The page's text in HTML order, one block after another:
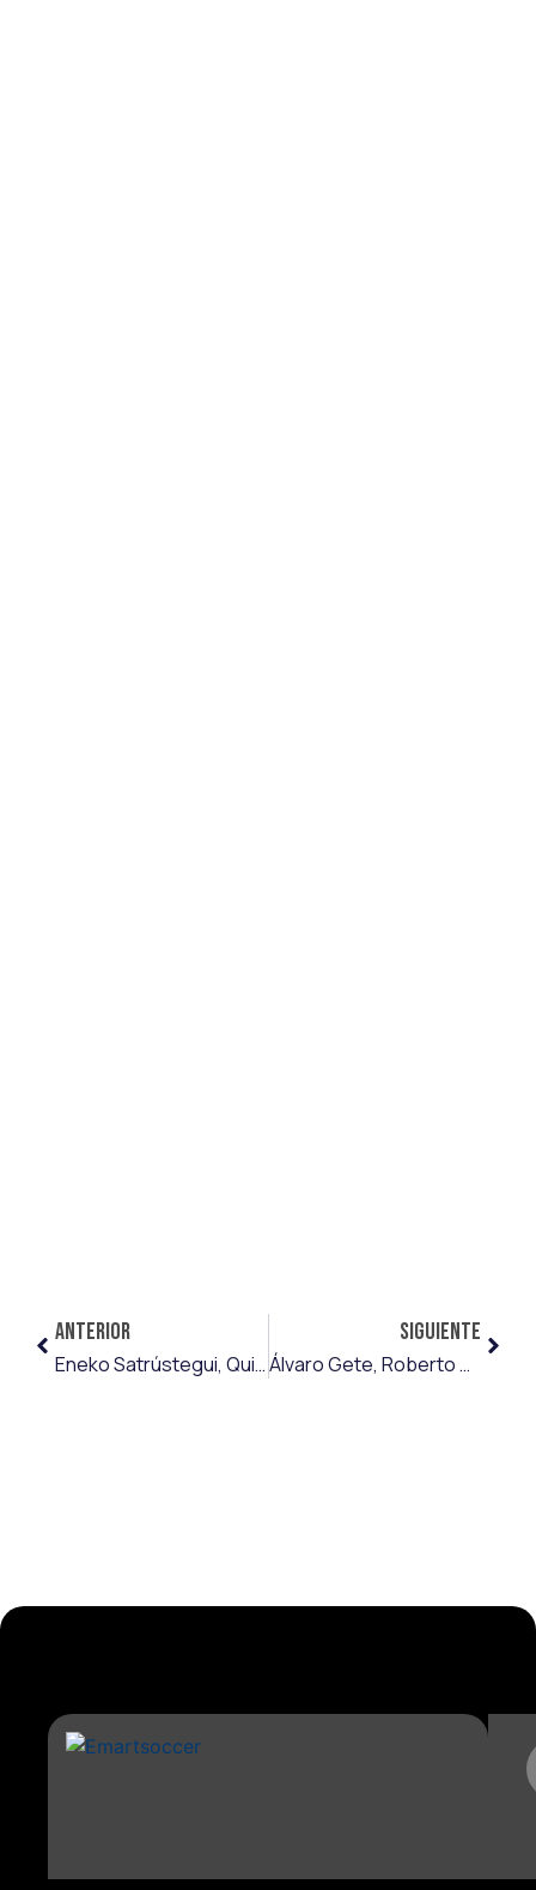
ANTERIOR
Eneko Satrústegui, Quique Fornos, Sergi Maestre y ‘Amigo’, a LaLiga Hypermotion con la Cultural Leonesa
SIGUIENTE
Álvaro Gete, Roberto Alarcón, Axel Ayala y Javi Feria ascienden a Primera RFEF